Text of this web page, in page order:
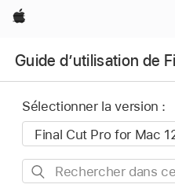
Apple
Sélectionner la version :
Rechercher